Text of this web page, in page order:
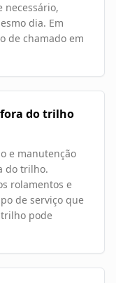
necessário,
dia. Em
de chamado em
do trilho
e manutenção
do trilho.
rolamentos e
de serviço que
pode